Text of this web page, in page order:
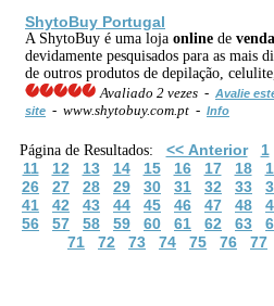
ShytoBuy Portugal
A ShytoBuy é uma loja online de venda
devidamente pesquisados para as mais
de outros produtos de depilação,
Avaliado 2 vezes - Avalie
site - www.shytobuy.com.pt - Info
Página de Resultados: << Anterior 1
11
12 13 14 15 16 17 18
26
27 28 29 30 31 32 33
41
42 43 44 45 46 47 48
56
57 58 59 60 61 62 63
71
72 73 74 75 76 77